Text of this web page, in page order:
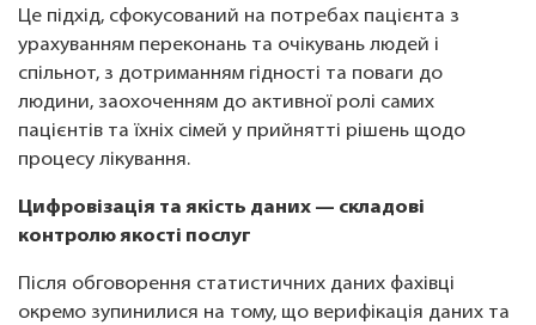
Це підхід, сфокусований на потребах пацієнта з
урахуванням переконань та очікувань людей і
спільнот, з дотриманням гідності та поваги до
людини, заохоченням до активної ролі самих
пацієнтів та їхніх сімей у прийнятті рішень щодо
процесу лікування.
Цифровізація та якість даних — складові
контролю якості послуг
Після обговорення статистичних даних фахівці
окремо зупинилися на тому, що верифікація даних та